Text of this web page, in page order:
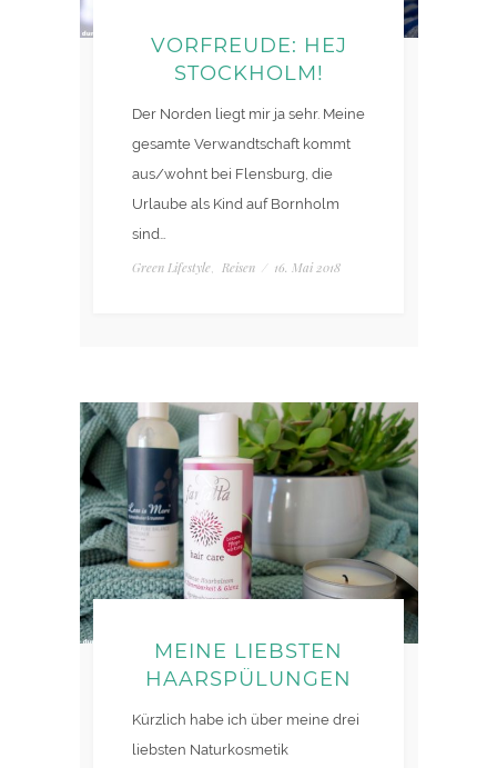
VORFREUDE: HEJ
STOCKHOLM!
Der Norden liegt mir ja sehr. Meine
gesamte Verwandtschaft kommt
aus/wohnt bei Flensburg, die
Urlaube als Kind auf Bornholm
sind…
Green Lifestyle, Reisen / 16. Mai 2018
MEINE LIEBSTEN
HAARSPÜLUNGEN
Kürzlich habe ich über meine drei
liebsten Naturkosmetik